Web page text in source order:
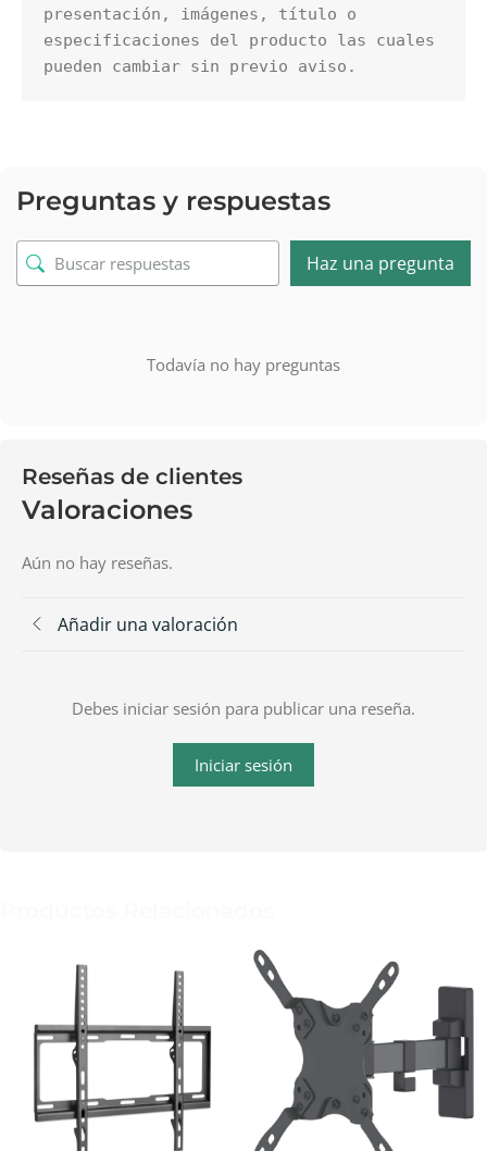
presentación, imágenes, título o
especificaciones del producto las cuales
pueden cambiar sin previo aviso.
Preguntas y respuestas
Haz una pregunta
Todavía no hay preguntas
Reseñas de clientes
Valoraciones
Aún no hay reseñas.
Añadir una valoración
Debes iniciar sesión para publicar una reseña.
Iniciar sesión